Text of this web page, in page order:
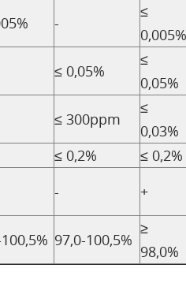
-
≤
0,005%
≤ 0,05%
≤
0,05%
≤ 300ppm
≤
0,03%
≤ 0,2%
≤ 0,2%
- +
97,0-100,5%
≥
98,0%